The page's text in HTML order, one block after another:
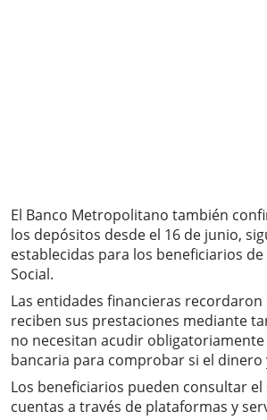
El Banco Metropolitano también
los depósitos desde el 16 de junio,
establecidas para los beneficiarios de
Social.
Las entidades financieras recordaron
reciben sus prestaciones mediante
no necesitan acudir
bancaria para comprobar si el dinero
Los beneficiarios pueden consultar el
cuentas a través de plataformas y